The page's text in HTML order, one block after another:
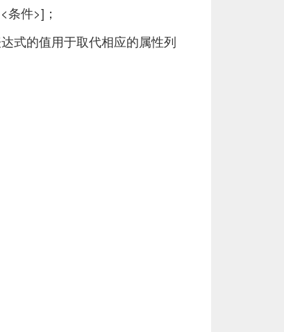
条件>]；
式的值用于取代相应的属性列